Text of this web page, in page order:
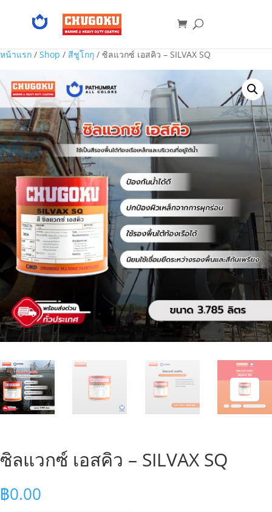
หน้าแรก / Shop / สีชูโกกุ / ซิลแวกซ์ เอสคิว – SILVAX SQ
ซิลแวกซ์ เอสคิว – SILVAX SQ
฿0.00